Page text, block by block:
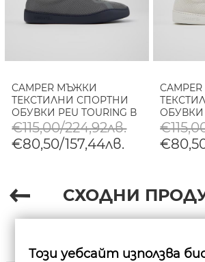
CAMPER МЪЖКИ
ТЕКСТИЛНИ СПОРТНИ
ОБУВКИ PEU TOURING В
СИВО
€115,00/224,92лв.
€80,50/157,44лв.
ОБУВКИ
БЯЛО
СХОДНИ
Този уебсайт използва